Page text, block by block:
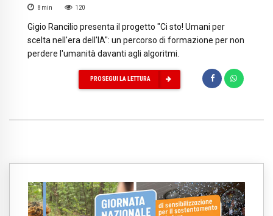
8 min 120
Gigio Rancilio presenta il progetto "Ci sto! Umani per
scelta nell'era dell'IA": un percorso di formazione per non
perdere l'umanità davanti agli algoritmi.
PROSEGUI LA LETTURA